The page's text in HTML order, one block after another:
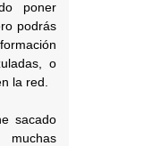
poner
podrás
o
la red.
sacado